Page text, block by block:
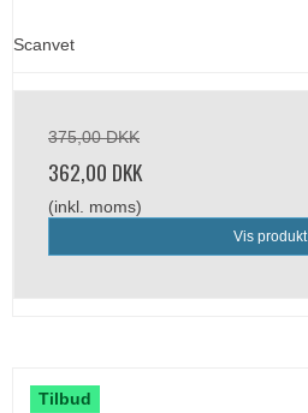
Scanvet
375,00 DKK
362,00 DKK
(inkl. moms)
Vis produkt
Tilbud